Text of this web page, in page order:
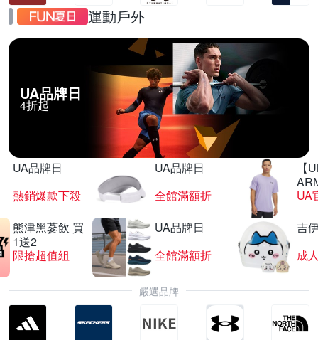
運動戶外
UA品牌日
4折起
UA品牌日
熱銷爆款下殺
UA品牌日
全館滿額折
【
UA
熊津黑蔘飲 買
1送2
限搶超值組
UA品牌日
全館滿額折
吉
嚴選品牌